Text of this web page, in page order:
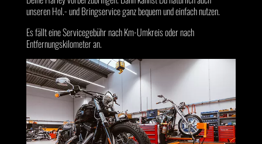
unseren Hol.- und Bringservice ganz bequem und einfach nutzen.
Es fällt eine Servicegebühr nach Km-Umkreis oder nach
Entfernungskilometer an.